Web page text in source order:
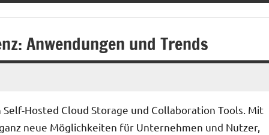
Anwendungen und Trends
Hosted Cloud Storage und Collaboration Tools. Mit
neue Möglichkeiten für Unternehmen und Nutzer,